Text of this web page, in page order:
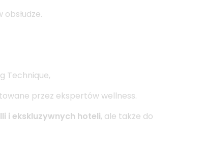
Technique,
przez ekspertów wellness.
i ekskluzywnych hoteli, ale także do